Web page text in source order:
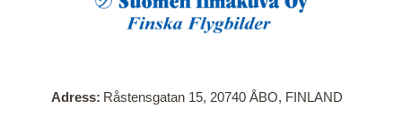
Adress Råstensgatan 15, 20740 ÅBO, FINLAND